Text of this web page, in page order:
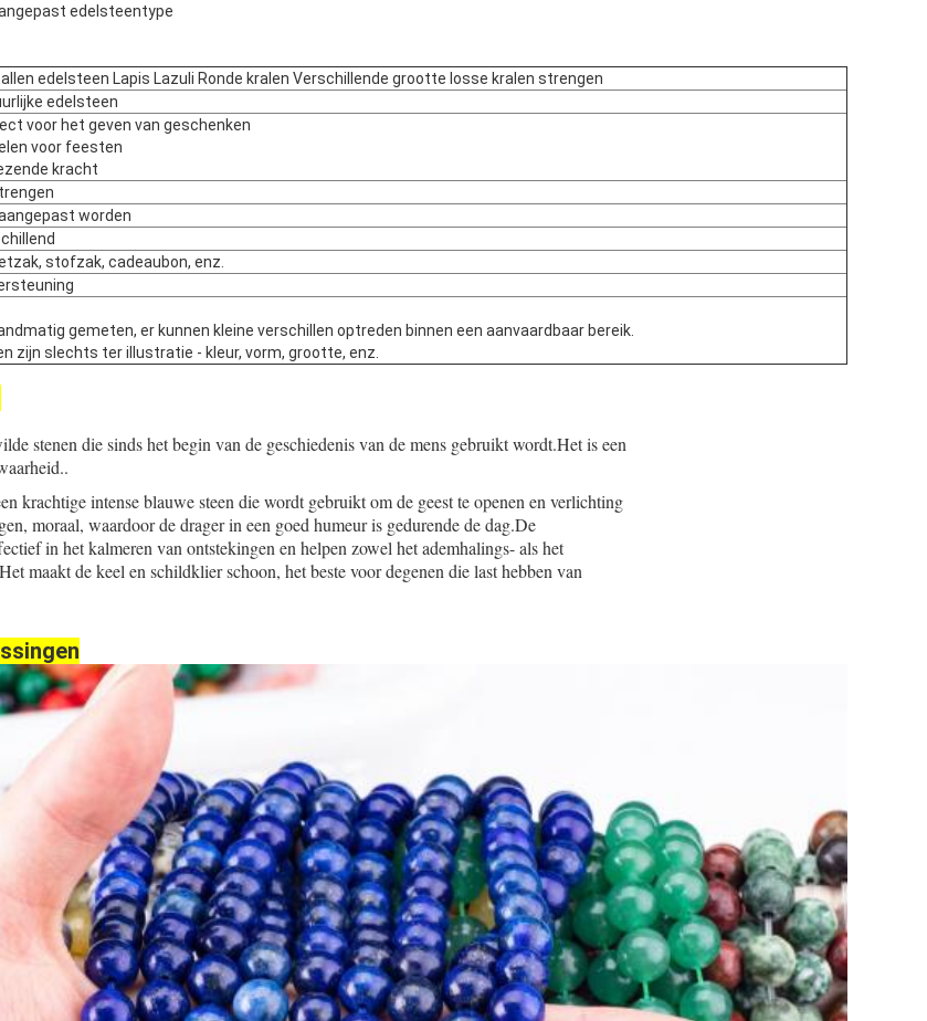
edelsteentype
edelsteen Lapis Lazuli Ronde kralen Verschillende grootte losse kralen strengen
edelsteen
voor het geven van geschenken
voor feesten
kracht
worden
stofzak, cadeaubon, enz.
gemeten, er kunnen kleine verschillen optreden binnen een aanvaardbaar bereik.
zijn slechts ter illustratie - kleur, vorm, grootte, enz.
stenen die sinds het begin van de geschiedenis van de mens gebruikt wordt.Het is een
krachtige intense blauwe steen die wordt gebruikt om de geest te openen en verlichting
moraal, waardoor de drager in een goed humeur is gedurende de dag.De
in het kalmeren van ontstekingen en helpen zowel het ademhalings- als het
maakt de keel en schildklier schoon, het beste voor degenen die last hebben van